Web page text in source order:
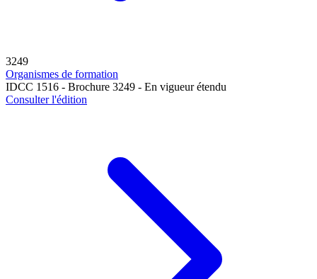
3249
Organismes de formation
IDCC 1516 - Brochure 3249 - En vigueur étendu
Consulter l'édition